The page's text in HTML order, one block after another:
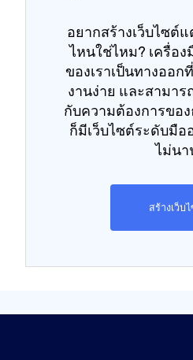
อยากสร้างเว็บไซต์
ไหนใช่ไหม? เครื่อง
ของเราเป็นทางออ
งานง่าย และสามาร
กับความต้องการข
ก็มีเว็บไซต์ระดับมือ
ไม่นา
สร้างเว็บ